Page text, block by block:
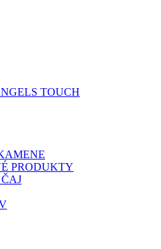
TOUCH
PRODUKTY